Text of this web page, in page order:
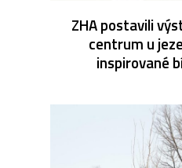
ZHA postavili
centrum u
inspirované